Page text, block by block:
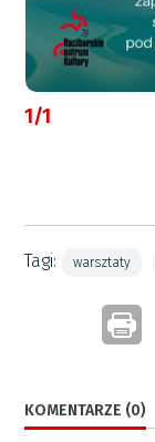
1/1
Tagi: warsztaty
KOMENTARZE (0)